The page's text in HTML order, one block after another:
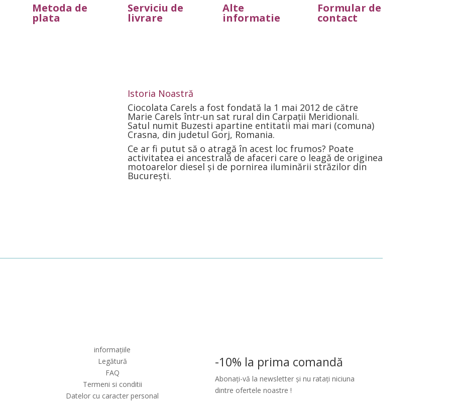
Metoda de
plata
Serviciu de
livrare
Alte
informatie
Formular de
contact
Istoria Noastră
Ciocolata Carels a fost fondată la 1 mai 2012 de către
Marie Carels într-un sat rural din Carpații Meridionali.
Satul numit Buzesti apartine entitatii mai mari (comuna)
Crasna, din judetul Gorj, Romania.
Ce ar fi putut să o atragă în acest loc frumos? Poate
activitatea ei ancestrală de afaceri care o leagă de originea
motoarelor diesel și de pornirea iluminării străzilor din
București.
informațiile
Legătură
FAQ
Termeni si conditii
Datelor cu caracter personal
-10% la prima comandă
Abonați-vă la newsletter și nu ratați niciuna
dintre ofertele noastre !